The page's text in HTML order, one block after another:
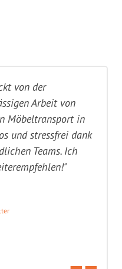
von der
Arbeit von
Möbeltransport in
und stressfrei dank
Teams. Ich